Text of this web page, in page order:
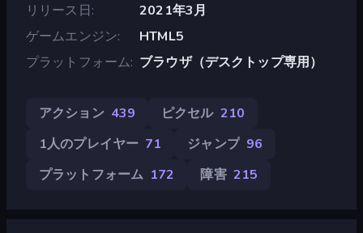
リリース日
2021年3月
ゲームエンジン
HTML5
プラットフォーム ブラウザ（デスクトップ専用）
アクション 439 ピクセル 210
1人のプレイヤー 71 ジャンプ 96
プラットフォーム 172 障害 215